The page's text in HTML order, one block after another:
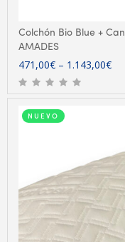
Colchón Bio Blue +
AMADES
471,00€ – 1.143,00€
NUEVO